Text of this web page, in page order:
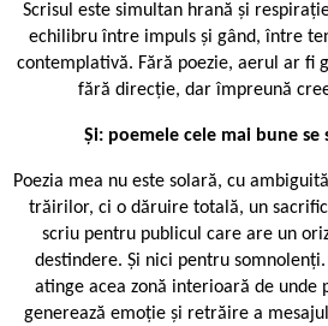
Scrisul este simultan hrană și
echilibru între impuls și gând, între
contemplativă. Fără poezie, aerul ar fi
fără direcție, dar împreună
Și: poemele cele mai bune se
Poezia mea nu este solară, cu
trăirilor, ci o dăruire totală, un
scriu pentru publicul care are un
destindere. Și nici pentru
atinge acea zonă interioară de unde
generează emoție și retrăire a